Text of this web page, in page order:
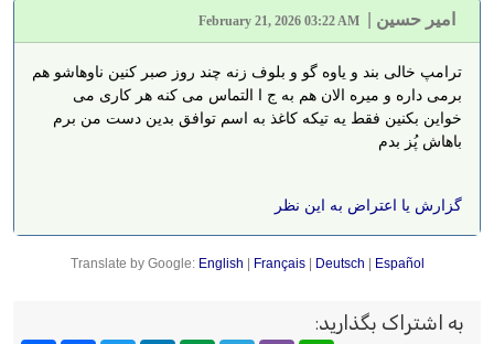
امیر حسین February 21, 2026 03:22 AM
ترامپ خالی بند و یاوه گو و بلوف زنه چند روز صبر کنین ناوهاشو هم
برمی داره و میره الان هم به ج ا التماس می کنه هر کاری می
خواین بکنین فقط یه تیکه کاغذ به اسم توافق بدین دست من برم
باهاش پُز بدم
گزارش یا اعتراض به این نظر
Translate by Google: English | Français| Deutsch | Español
به اشتراک بگذارید: